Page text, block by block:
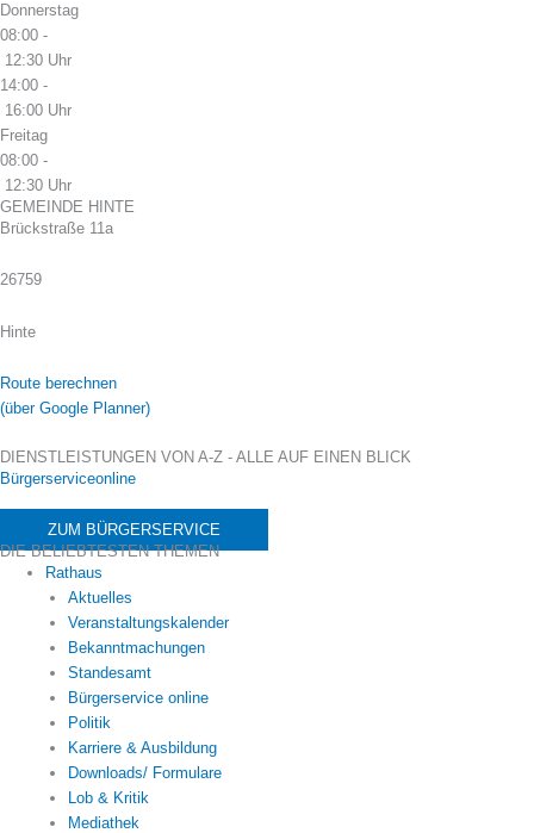
Donnerstag
08:00 -
12:30 Uhr
14:00 -
16:00 Uhr
Freitag
08:00 -
12:30 Uhr
GEMEINDE HINTE
Brückstraße 11a
26759
Hinte
Route berechnen
(über Google Planner)
DIENSTLEISTUNGEN VON A-Z - ALLE AUF EINEN BLICK
Bürgerserviceonline
ZUM BÜRGERSERVICE
DIE BELIEBTESTEN THEMEN
Rathaus
Aktuelles
Veranstaltungskalender
Bekanntmachungen
Standesamt
Bürgerservice online
Politik
Karriere & Ausbildung
Downloads/ Formulare
Lob & Kritik
Mediathek